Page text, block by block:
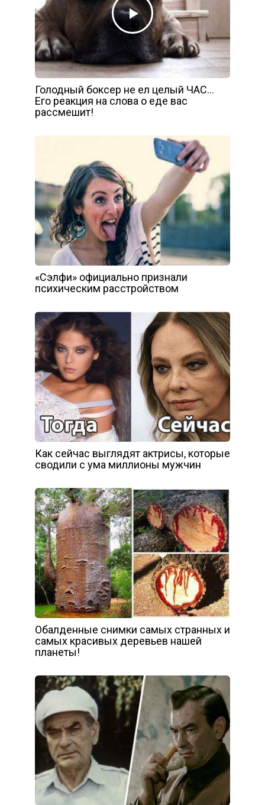
Голодный боксер не ел целый ЧАС…
Его реакция на слова о еде вас
рассмешит!
«Сэлфи» официально признали
психическим расстройством
Как сейчас выглядят актрисы, которые
сводили с ума миллионы мужчин
Обалденные снимки самых странных и
самых красивых деревьев нашей
планеты!